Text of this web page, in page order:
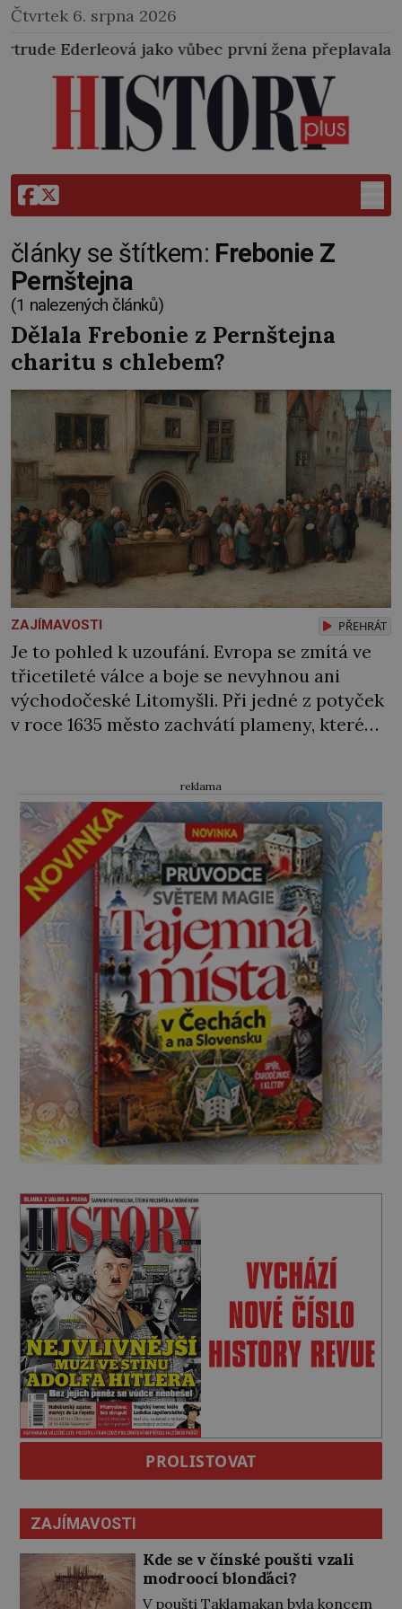
Čtvrtek 6. srpna 2026
jako vůbec první žena přeplavala kanál La
články se štítkem: Frebonie Z
Pernštejna
(1 nalezených článků)
Dělala Frebonie z Pernštejna
charitu s chlebem?
ZAJÍMAVOSTI PŘEHRÁT
Je to pohled k uzoufání. Evropa se zmítá ve
třicetileté válce a boje se nevyhnou ani
východočeské Litomyšli. Při jedné z potyček
v roce 1635 město zachvátí plameny, které
Dokáže se z toho ještě někdy vzpamatovat?
Je jí pouhý rok, když […]
reklama
PROLISTOVAT
ZAJÍMAVOSTI
Kde se v čínské poušti vzali
modroocí blonďáci?
V poušti Taklamakan byla koncem